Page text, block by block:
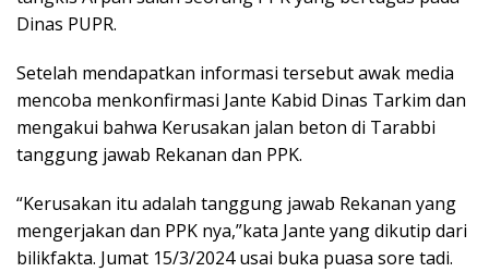
Dinas PUPR.
Setelah mendapatkan informasi tersebut awak media
mencoba menkonfirmasi Jante Kabid Dinas Tarkim dan
mengakui bahwa Kerusakan jalan beton di Tarabbi
tanggung jawab Rekanan dan PPK.
“Kerusakan itu adalah tanggung jawab Rekanan yang
mengerjakan dan PPK nya,”kata Jante yang dikutip dari
bilikfakta. Jumat 15/3/2024 usai buka puasa sore tadi.